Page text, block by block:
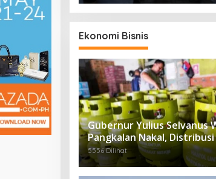
Ekonomi Bisnis
Gubernur Yulius Selvanus
Pangkalan Nakal, Distribusi
Kg Kembali Diawasi Ketat
5556 Dilihat